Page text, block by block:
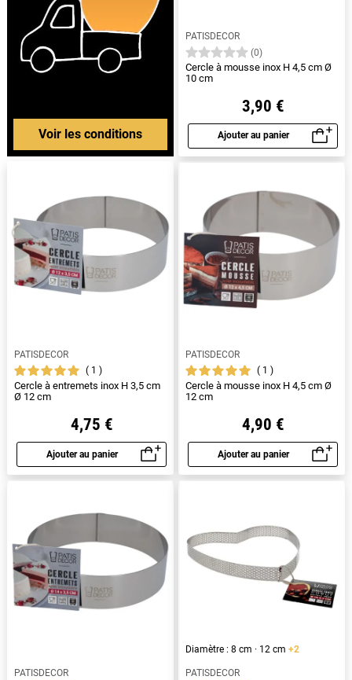
Voir les conditions
PATISDECOR
(0)
Cercle à mousse inox H 4,5 cm Ø
10 cm
3,90 €
Ajouter au panier
Aperçu rapide
PATISDECOR
1
Cercle à entremets inox H 3,5 cm
Ø 12 cm
4,75 €
Ajouter au panier
Aperçu rapide
PATISDECOR
1
Cercle à mousse inox H 4,5 cm Ø
12 cm
4,90 €
Ajouter au panier
Aperçu rapide
PATISDECOR
Diamètre : 8 cm · 12 cm +2
PATISDECOR